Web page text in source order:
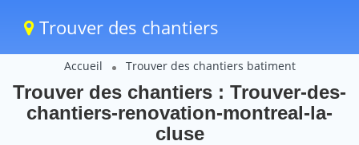
Trouver des chantiers
Accueil Trouver des chantiers batiment
Trouver des chantiers : Trouver-des-
chantiers-renovation-montreal-la-
cluse